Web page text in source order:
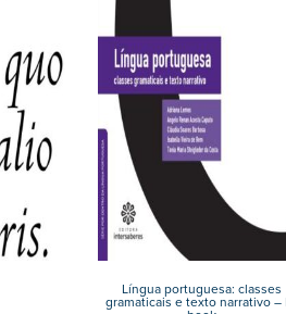
Língua portuguesa: classes
gramaticais e texto narrativo –